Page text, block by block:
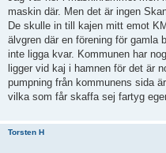
maskin där. Men det är ingen
De skulle in till kajen mitt emot
älvgren där en förening för gamla
inte ligga kvar. Kommunen har
ligger vid kaj i hamnen för det är
pumpning från kommunens sida
vilka som får skaffa sej fartyg
Torsten H